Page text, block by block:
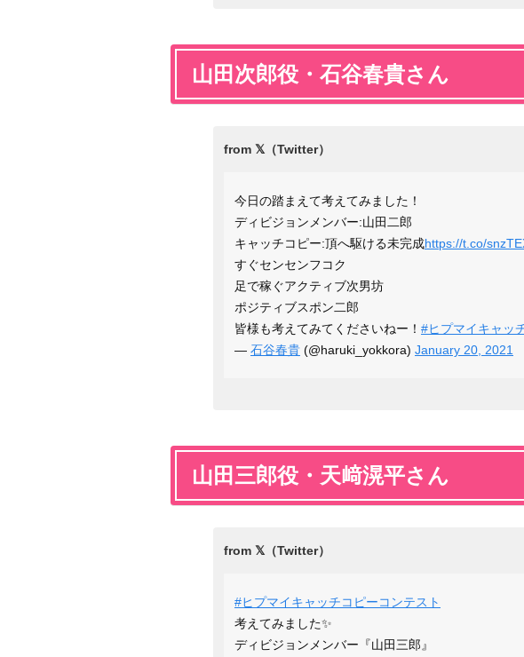
山田次郎役・石谷春貴さん
今日の踏まえて考えてみました！
ディビジョンメンバー:山田二郎
キャッチコピー:頂へ駆ける未完成https://t.co/
すぐセンセンフコク
足で稼ぐアクティブ次男坊
ポジティブスポン二郎
皆様も考えてみてくださいねー！ #ヒプマイキャッ
— 石谷春貴 (@haruki_yokkora) January 20, 2021
山田三郎役・天﨑滉平さん
#ヒプマイキャッチコピーコンテスト
考えてみました✨
ディビジョンメンバー『山田三郎』